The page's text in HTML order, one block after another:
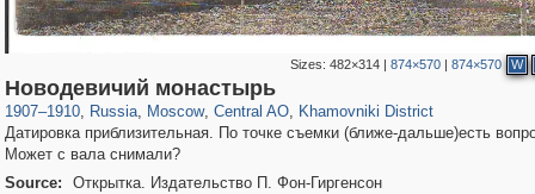
Sizes:482×314 |874×570 |874×570 W
Новодевичий монастырь
1907–1910, Russia
1,406,837 29,243
, Moscow
319,861 8,286
, Central AO
160,009 5,916
, Khamovniki District
Датировка приблизительная. По точке съемки (ближе-дальше)есть
Может с вала снимали?
Source:
Открытка. Издательство П. Фон-Гиргенсон